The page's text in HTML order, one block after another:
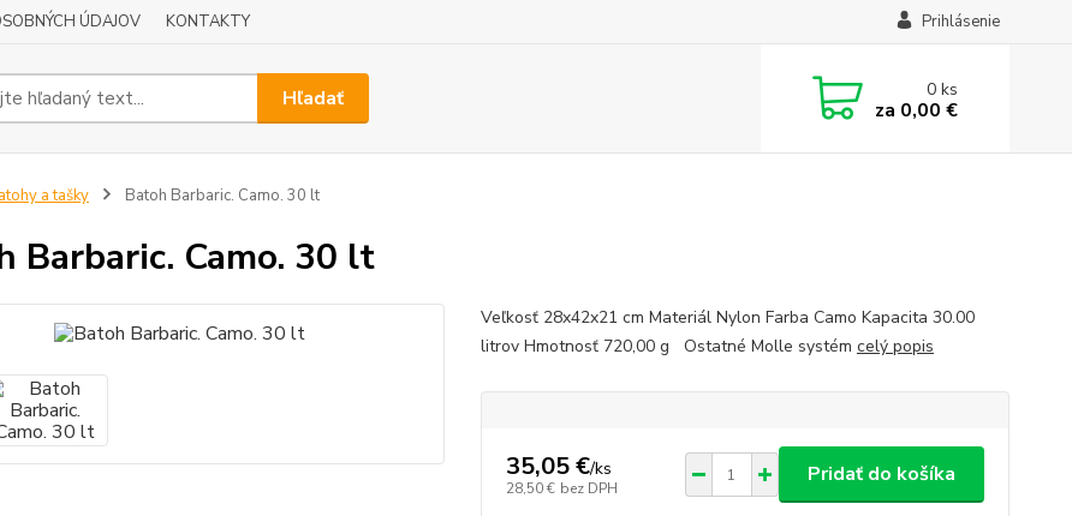
ÚDAJOV KONTAKTY Prihlásenie
Hľadať 0ks
za 0,00 €
a tašky Batoh Barbaric. Camo. 30 lt
Barbaric. Camo. 30 lt
Veľkosť 28x42x21 cm Materiál Nylon Farba Camo Kapacita 30.00
litrov Hmotnosť 720,00 g Ostatné Molle systém celý popis
35,05 €/ks
28,50 € bez DPH
Pridať do košíka